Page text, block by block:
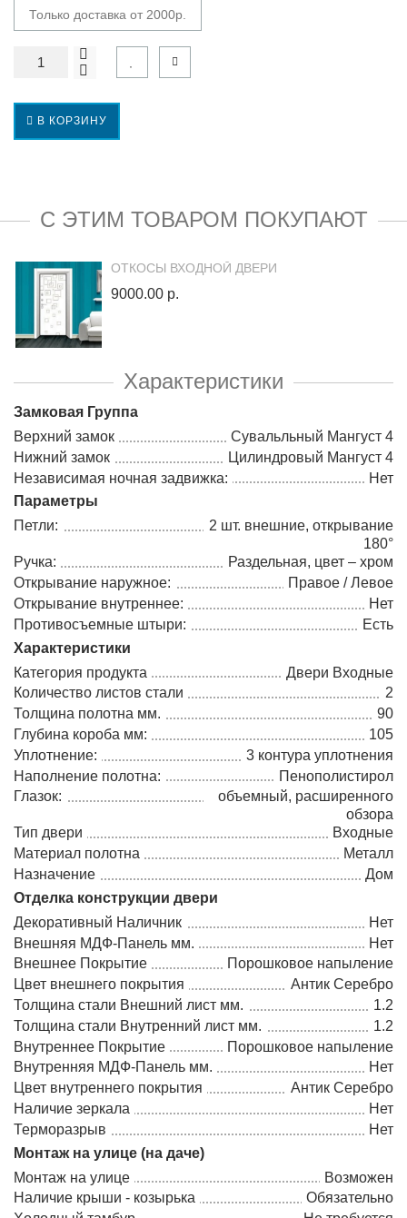
Только доставка от 2000р.
В КОРЗИНУ
С ЭТИМ ТОВАРОМ ПОКУПАЮТ
ОТКОСЫ ВХОДНОЙ ДВЕРИ
9000.00 р.
Характеристики
Замковая Группа
Верхний замок
Сувальльный Мангуст 4
Нижний замок
Цилиндровый Мангуст 4
Независимая ночная задвижка:
Нет
Параметры
Петли:
2 шт. внешние, открывание
180°
Ручка:
Раздельная, цвет – хром
Открывание наружное:
Правое / Левое
Открывание внутреннее:
Нет
Противосъемные штыри:
Есть
Характеристики
Категория продукта
Двери Входные
Количество листов стали
2
Толщина полотна мм.
90
Глубина короба мм:
105
Уплотнение:
3 контура уплотнения
Наполнение полотна:
Пенополистирол
Глазок:
объемный, расширенного
обзора
Тип двери
Входные
Материал полотна
Металл
Назначение
Дом
Отделка конструкции двери
Декоративный Наличник
Нет
Внешняя МДФ-Панель мм.
Нет
Внешнее Покрытие
Порошковое напыление
Цвет внешнего покрытия
Антик Серебро
Толщина стали Внешний лист мм.
1.2
Толщина стали Внутренний лист мм.
1.2
Внутреннее Покрытие
Порошковое напыление
Внутренняя МДФ-Панель мм.
Нет
Цвет внутреннего покрытия
Антик Серебро
Наличие зеркала
Нет
Терморазрыв
Нет
Монтаж на улице (на даче)
Монтаж на улице
Возможен
Наличие крыши - козырька
Обязательно